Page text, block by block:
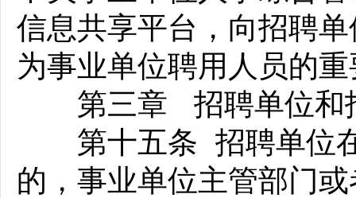
信息共享平台，向招聘
为事业单位聘用人员的
第三章 招聘单位和招
第十五条 招聘单位在
的，事业单位主管部门